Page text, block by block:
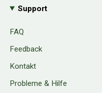
Support
FAQ
Feedback
Kontakt
Probleme & Hilfe